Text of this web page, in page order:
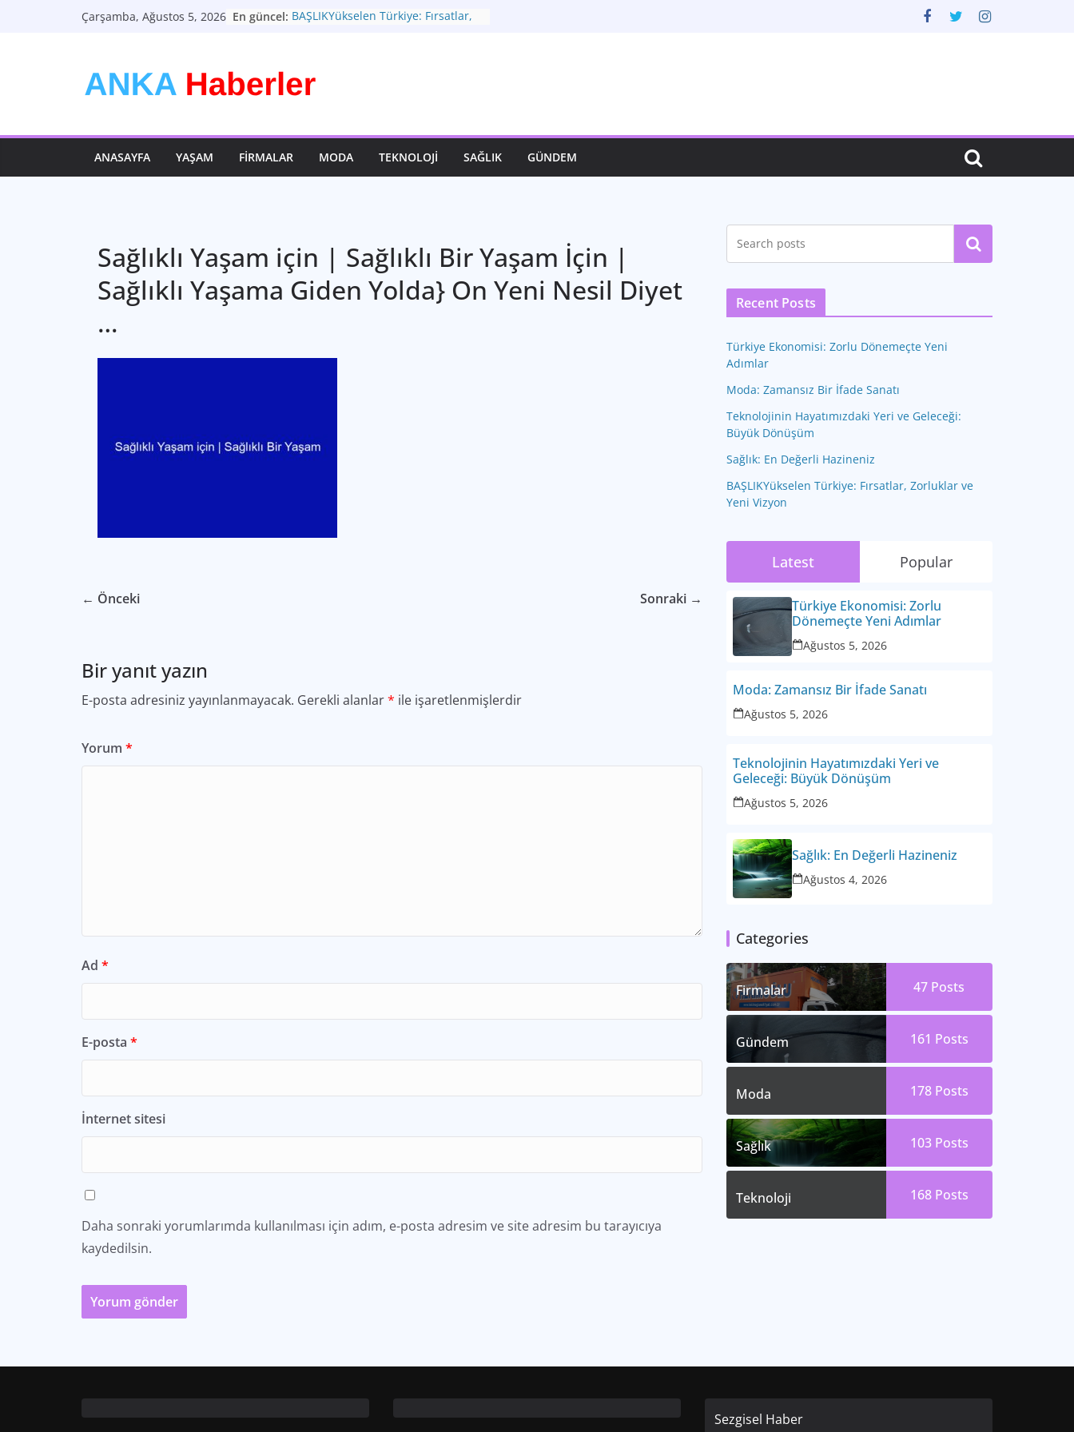
Çarşamba, Ağustos 5, 2026 En güncel: BAŞLIKYükselen Türkiye: Fırsatlar,
Moda: Zamansız Bir İfade Sanatı
Teknolojinin Hayatımızdaki Yeri ve
ANASAYFA
YAŞAM FIRMALAR MODA TEKNOLOJI SAĞLIK GÜNDEM
Sağlıklı Yaşam için | Sağlıklı Bir Yaşam İçin |
Sağlıklı Yaşama Giden Yolda} On Yeni Nesil Diyet
…
← Önceki Sonraki →
Bir yanıt yazın
E-posta adresiniz yayınlanmayacak. Gerekli alanlar* ile işaretlenmişlerdir
Yorum *
Ad *
E-posta *
İnternet sitesi
Daha sonraki yorumlarımda kullanılması için adım, e-posta adresim ve site adresim bu tarayıcıya
kaydedilsin.
Ara
Recent Posts
Türkiye Ekonomisi: Zorlu Dönemeçte Yeni
Adımlar
Moda: Zamansız Bir İfade Sanatı
Teknolojinin Hayatımızdaki Yeri ve Geleceği:
Büyük Dönüşüm
Sağlık: En Değerli Hazineniz
BAŞLIKYükselen Türkiye: Fırsatlar, Zorluklar ve
Yeni Vizyon
Latest Popular
Türkiye Ekonomisi: Zorlu
Dönemeçte Yeni Adımlar
Ağustos 5, 2026
Moda: Zamansız Bir İfade Sanatı
Ağustos 5, 2026
Teknolojinin Hayatımızdaki Yeri ve
Geleceği: Büyük Dönüşüm
Ağustos 5, 2026
Sağlık: En Değerli Hazineniz
Ağustos 4, 2026
Categories
Firmalar 47 Posts
Gündem 161 Posts
Moda 178 Posts
Sağlık 103 Posts
Teknoloji 168 Posts
Sezgisel Haber